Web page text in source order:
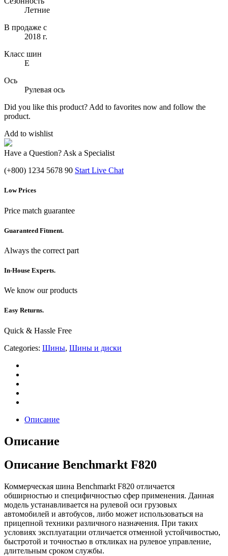
Летние
В продаже с
2018 г.
Класс шин
E
Ось
Рулевая ось
Did you like this product? Add to favorites now and follow the
product.
Add to wishlist
Have a Question? Ask a Specialist
(+800) 1234 5678 90 Start Live Chat
Low Prices
Price match guarantee
Guaranteed Fitment.
Always the correct part
In-House Experts.
We know our products
Easy Returns.
Quick & Hassle Free
Categories: Шины, Шины и диски
Описание
Описание
Описание Benchmarkt F820
Коммерческая шина Benchmarkt F820 отличается
обширностью и специфичностью сфер применения. Данная
модель устанавливается на рулевой оси грузовых
автомобилей и автобусов, либо может использоваться на
прицепной техники различного назначения. При таких
условиях эксплуатации отличается отменной устойчивостью,
быстротой и точностью в откликах на рулевое управление,
длительным сроком службы.